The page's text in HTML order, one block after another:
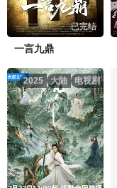
已完结
一言九鼎
电视剧
大陆
2025